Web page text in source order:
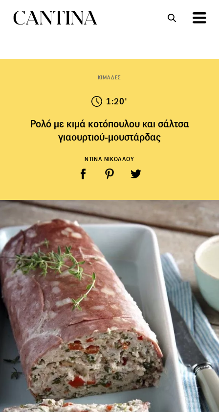
ΚΙΜΑΔΕΣ
1:20'
Ρολό με κιμά κοτόπουλου και σάλτσα
γιαουρτιού-μουστάρδας
ΝΤΙΝΑ ΝΙΚΟΛΑΟΥ